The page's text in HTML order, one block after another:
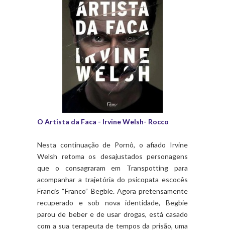
O Artista da Faca - Irvine Welsh- Rocco
Nesta continuação de Pornô, o afiado Irvine
Welsh retoma os desajustados personagens
que o consagraram em Transpotting para
acompanhar a trajetória do psicopata escocês
Francis “Franco” Begbie. Agora pretensamente
recuperado e sob nova identidade, Begbie
parou de beber e de usar drogas, está casado
com a sua terapeuta de tempos da prisão, uma